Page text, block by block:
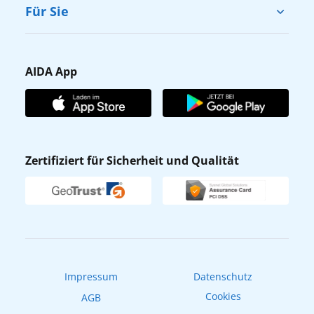
Cruise & Help
Karriere
Affiliateprogramm
Verhaltens- & Ethikkodex
Newsletter
Für Sie
Gästefragebogen
AIDA Club
AIDA App
AIDA App
Zertifiziert für Sicherheit und Qualität
Impressum
Datenschutz
AGB
Cookies